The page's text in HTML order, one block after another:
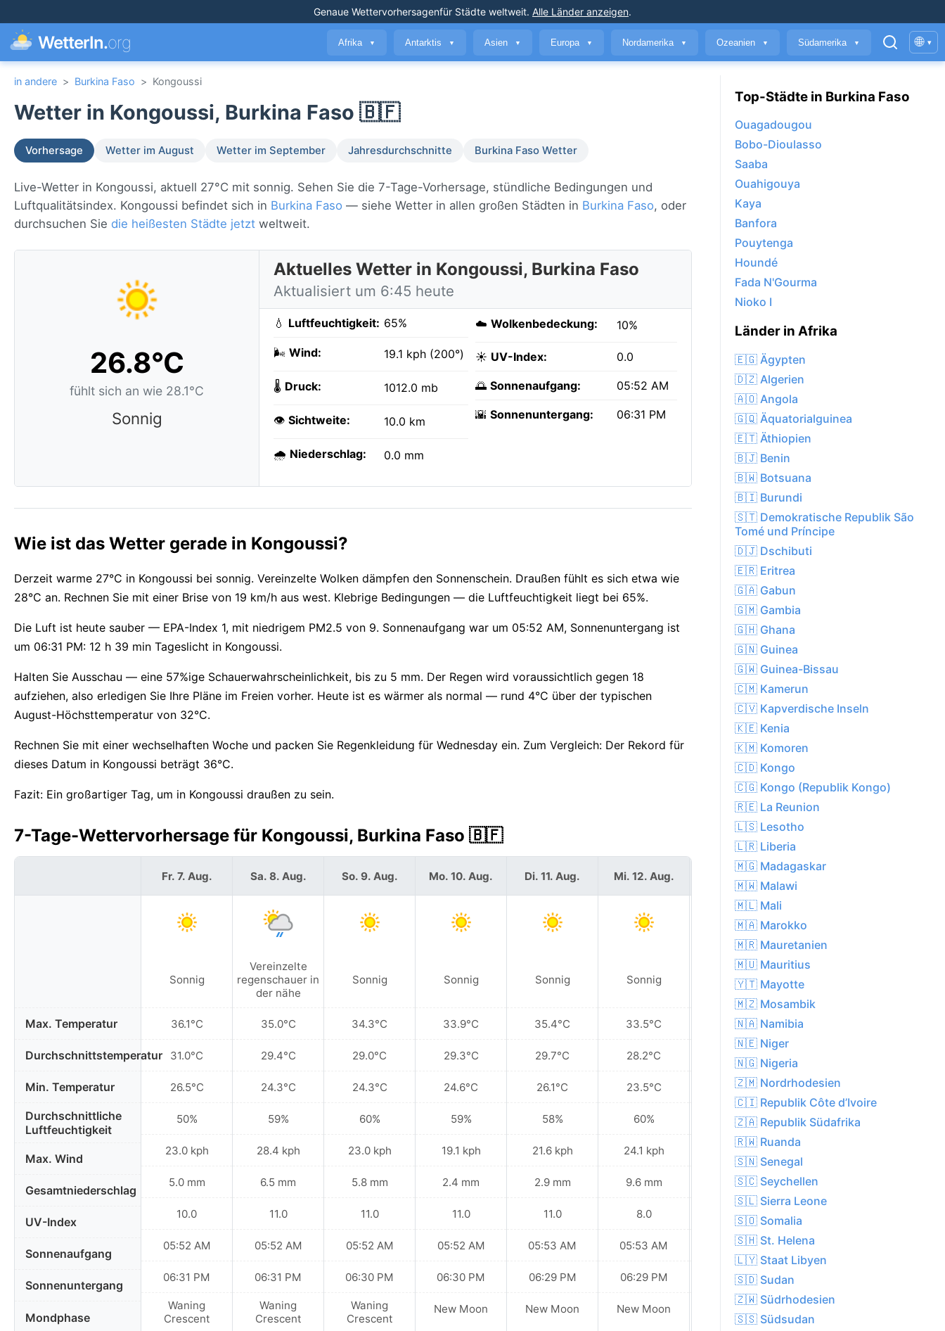
Genaue Wettervorhersagenfür Städte weltweit. Alle Länder anzeigen.
WetterIn.org Afrika ▼ Antarktis ▼ Asien ▼ Europa ▼ Nordamerika ▼ Ozeanien ▼ Südamerika ▼ 🌐 ▾
in andere > Burkina Faso > Kongoussi
Wetter in Kongoussi, Burkina Faso 🇧🇫
Vorhersage Wetter im August Wetter im September Jahresdurchschnitte Burkina Faso Wetter
Live-Wetter in Kongoussi, aktuell 27°C mit sonnig. Sehen Sie die 7-Tage-Vorhersage, stündliche Bedingungen und
Luftqualitätsindex. Kongoussi befindet sich in Burkina Faso — siehe Wetter in allen großen Städten in Burkina Faso, oder
durchsuchen Sie die heißesten Städte jetzt weltweit.
26.8°C
fühlt sich an wie 28.1°C
Sonnig
Aktuelles Wetter in Kongoussi, Burkina Faso
Aktualisiert um 6:45 heute
💧 Luftfeuchtigkeit: 65%
🌬️ Wind: 19.1 kph (200°)
🌡️ Druck: 1012.0 mb
👁️ Sichtweite: 10.0 km
🌧️ Niederschlag: 0.0 mm
☁️ Wolkenbedeckung: 10%
☀️ UV-Index: 0.0
🌅 Sonnenaufgang: 05:52 AM
🌇 Sonnenuntergang: 06:31 PM
Wie ist das Wetter gerade in Kongoussi?
Derzeit warme 27°C in Kongoussi bei sonnig. Vereinzelte Wolken dämpfen den Sonnenschein. Draußen fühlt es sich etwa wie
28°C an. Rechnen Sie mit einer Brise von 19 km/h aus west. Klebrige Bedingungen — die Luftfeuchtigkeit liegt bei 65%.
Die Luft ist heute sauber — EPA-Index 1, mit niedrigem PM2.5 von 9. Sonnenaufgang war um 05:52 AM, Sonnenuntergang ist
um 06:31 PM: 12 h 39 min Tageslicht in Kongoussi.
Halten Sie Ausschau — eine 57%ige Schauerwahrscheinlichkeit, bis zu 5 mm. Der Regen wird voraussichtlich gegen 18
aufziehen, also erledigen Sie Ihre Pläne im Freien vorher. Heute ist es wärmer als normal — rund 4°C über der typischen
August-Höchsttemperatur von 32°C.
Rechnen Sie mit einer wechselhaften Woche und packen Sie Regenkleidung für Wednesday ein. Zum Vergleich: Der Rekord für
dieses Datum in Kongoussi beträgt 36°C.
Fazit: Ein großartiger Tag, um in Kongoussi draußen zu sein.
7-Tage-Wettervorhersage für Kongoussi, Burkina Faso 🇧🇫
Max. Temperatur
Durchschnittstemperatur
Min. Temperatur
Durchschnittliche
Luftfeuchtigkeit
Max. Wind
Gesamtniederschlag
UV-Index
Sonnenaufgang
Sonnenuntergang
Mondphase
Fr. 7. Aug.
Sonnig
36.1°C
31.0°C
26.5°C
50%
23.0 kph
5.0 mm
10.0
05:52 AM
06:31 PM
Waning
Crescent
Sa. 8. Aug.
Vereinzelte
regenschauer in
der nähe
35.0°C
29.4°C
24.3°C
59%
28.4 kph
6.5 mm
11.0
05:52 AM
06:31 PM
Waning
Crescent
So. 9. Aug.
Sonnig
34.3°C
29.0°C
24.3°C
60%
23.0 kph
5.8 mm
11.0
05:52 AM
06:30 PM
Waning
Crescent
Mo. 10. Aug.
Sonnig
33.9°C
29.3°C
24.6°C
59%
19.1 kph
2.4 mm
11.0
05:52 AM
06:30 PM
New Moon
Di. 11. Aug.
Sonnig
35.4°C
29.7°C
26.1°C
58%
21.6 kph
2.9 mm
11.0
05:53 AM
06:29 PM
New Moon
Mi. 12. Aug.
Sonnig
33.5°C
28.2°C
23.5°C
60%
24.1 kph
9.6 mm
8.0
05:53 AM
06:29 PM
New Moon
Do. 13. Aug.
Sonnig
34.5°C
29.6°C
25.5°C
58%
23.8 kph
0.0 mm
8.0
05:53 AM
06:28 PM
New Moon
Top-Städte in Burkina Faso
Ouagadougou
Bobo-Dioulasso
Saaba
Ouahigouya
Kaya
Banfora
Pouytenga
Houndé
Fada N'Gourma
Nioko I
Länder in Afrika
🇪🇬 Ägypten
🇩🇿 Algerien
🇦🇴 Angola
🇬🇶 Äquatorialguinea
🇪🇹 Äthiopien
🇧🇯 Benin
🇧🇼 Botsuana
🇧🇮 Burundi
🇸🇹 Demokratische Republik São
Tomé und Príncipe
🇩🇯 Dschibuti
🇪🇷 Eritrea
🇬🇦 Gabun
🇬🇲 Gambia
🇬🇭 Ghana
🇬🇳 Guinea
🇬🇼 Guinea-Bissau
🇨🇲 Kamerun
🇨🇻 Kapverdische Inseln
🇰🇪 Kenia
🇰🇲 Komoren
🇨🇩 Kongo
🇨🇬 Kongo (Republik Kongo)
🇷🇪 La Reunion
🇱🇸 Lesotho
🇱🇷 Liberia
🇲🇬 Madagaskar
🇲🇼 Malawi
🇲🇱 Mali
🇲🇦 Marokko
🇲🇷 Mauretanien
🇲🇺 Mauritius
🇾🇹 Mayotte
🇲🇿 Mosambik
🇳🇦 Namibia
🇳🇪 Niger
🇳🇬 Nigeria
🇿🇲 Nordrhodesien
🇨🇮 Republik Côte d’Ivoire
🇿🇦 Republik Südafrika
🇷🇼 Ruanda
🇸🇳 Senegal
🇸🇨 Seychellen
🇸🇱 Sierra Leone
🇸🇴 Somalia
🇸🇭 St. Helena
🇱🇾 Staat Libyen
🇸🇩 Sudan
🇿🇼 Südrhodesien
🇸🇸 Südsudan